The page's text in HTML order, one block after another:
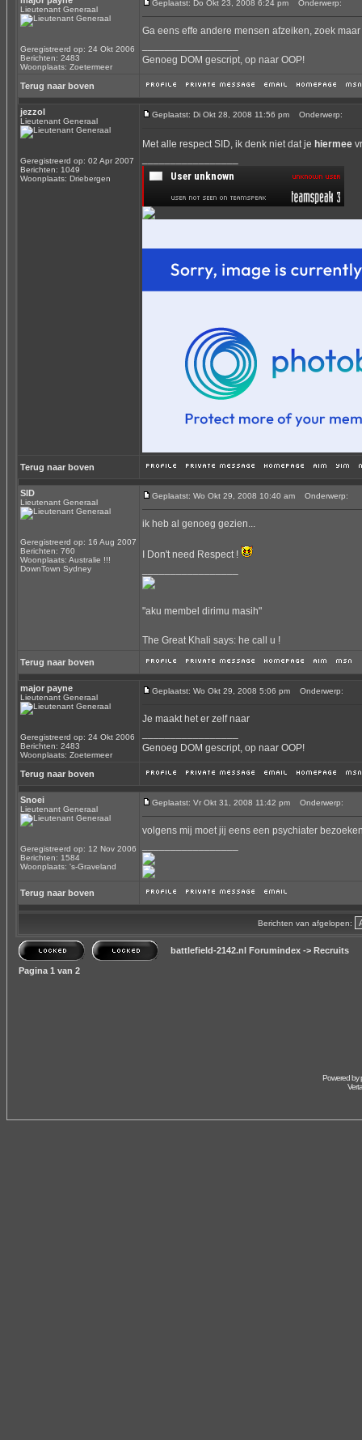
Lieutenant Generaal
Geregistreerd op: 24 Okt 2006
Berichten: 2483
Woonplaats: Zoetermeer
Geplaatst: Do Okt 23, 2008 6:24 pm Onderwerp:
Ga eens effe andere mensen afzeiken, zoek
Genoeg DOM gescript, op naar OOP!
Terug naar boven
jezzol
Lieutenant Generaal
Geregistreerd op: 02 Apr 2007
Berichten: 1049
Woonplaats: Driebergen
Geplaatst: Di Okt 28, 2008 11:56 pm Onderwerp:
Met alle respect SID, ik denk niet dat je hiermee
Terug naar boven
SID
Lieutenant Generaal
Geregistreerd op: 16 Aug 2007
Berichten: 760
Woonplaats: Australie !!!
DownTown Sydney
Geplaatst: Wo Okt 29, 2008 10:40 am Onderwerp:
ik heb al genoeg gezien...
I Don't need Respect !
"aku membel dirimu masih"
The Great Khali says: he call u !
Terug naar boven
major payne
Lieutenant Generaal
Geregistreerd op: 24 Okt 2006
Berichten: 2483
Woonplaats: Zoetermeer
Geplaatst: Wo Okt 29, 2008 5:06 pm Onderwerp:
Je maakt het er zelf naar
Genoeg DOM gescript, op naar OOP!
Terug naar boven
Snoei
Lieutenant Generaal
Geregistreerd op: 12 Nov 2006
Berichten: 1584
Woonplaats: 's-Graveland
Geplaatst: Vr Okt 31, 2008 11:42 pm Onderwerp:
volgens mij moet jij eens een psychiater
Terug naar boven
Berichten van afgelopen:
battlefield-2142.nl Forumindex -> Recruits
Pagina 1 van 2
Powered by